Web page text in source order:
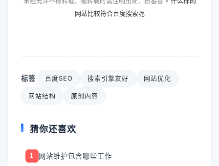
网站比较符合百度搜索呢
标签 百度SEO 搜索引擎友好 网站优化
网站结构 原创内容
猜你还喜欢
1 网站维护包含哪些工作